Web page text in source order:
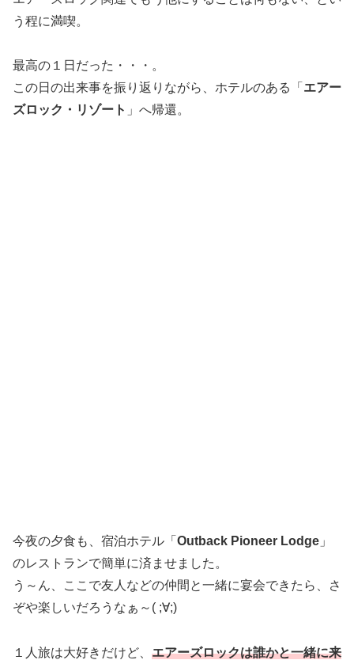
う程に満喫。
最高の１日だった・・・。
この日の出来事を振り返りながら、ホテルのある「 エアー
ズロック・リゾート 」へ帰還。
今夜の夕食も、宿泊ホテル「 Outback Pioneer Lodge 」
のレストランで簡単に済ませました。
う～ん、ここで友人などの仲間と一緒に宴会できたら、さ
ぞや楽しいだろうなぁ～( ;∀;)
１人旅は大好きだけど、 エアーズロックは誰かと一緒に来